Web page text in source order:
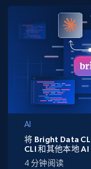
AI
将 Bright Data
CLI 和其他本地
4 分钟阅读